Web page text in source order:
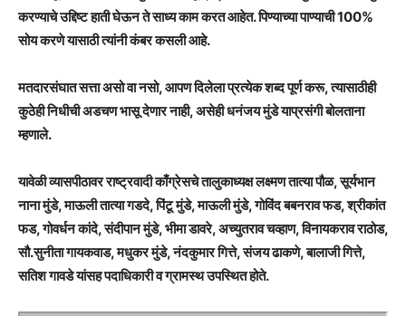
करण्याचे उद्दिष्ट हाती घेऊन ते साध्य काम करत आहेत. पिण्याच्या पाण्याची 100%
सोय करणे यासाठी त्यांनी कंबर कसली आहे.
मतदारसंघात सत्ता असो वा नसो, आपण दिलेला प्रत्येक शब्द पूर्ण करू, त्यासाठीही
कुठेही निधीची अडचण भासू देणार नाही, असेही धनंजय मुंडे याप्रसंगी बोलताना
म्हणाले.
यावेळी व्यासपीठावर राष्ट्रवादी काँग्रेसचे तालुकाध्यक्ष लक्ष्मण तात्या पौळ, सूर्यभान
नाना मुंडे, माऊली तात्या गडदे, पिंटू मुंडे, माऊली मुंडे, गोविंद बबनराव फड, श्रीकांत
फड, गोवर्धन कांदे, संदीपान मुंडे, भीमा डावरे, अच्युतराव चव्हाण, विनायकराव राठोड,
सौ.सुनीता गायकवाड, मधुकर मुंडे, नंदकुमार गित्ते, संजय ढाकणे, बालाजी गित्ते,
सतिश गावडे यांसह पदाधिकारी व ग्रामस्थ उपस्थित होते.